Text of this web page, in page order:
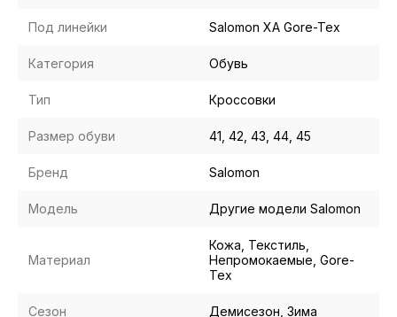
Под линейки Salomon XA Gore-Tex
Категория Обувь
Тип Кроссовки
Размер обуви 41, 42, 43, 44, 45
Бренд Salomon
Модель Другие модели Salomon
Материал
Кожа, Текстиль,
Непромокаемые, Gore-
Tex
Сезон Демисезон, Зима